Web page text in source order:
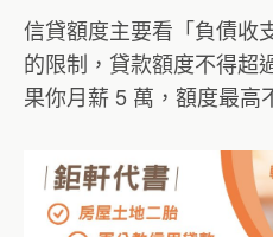
信貸額度主要看「負債收
的限制，貸款額度不得超
果你月薪 5 萬，額度最高